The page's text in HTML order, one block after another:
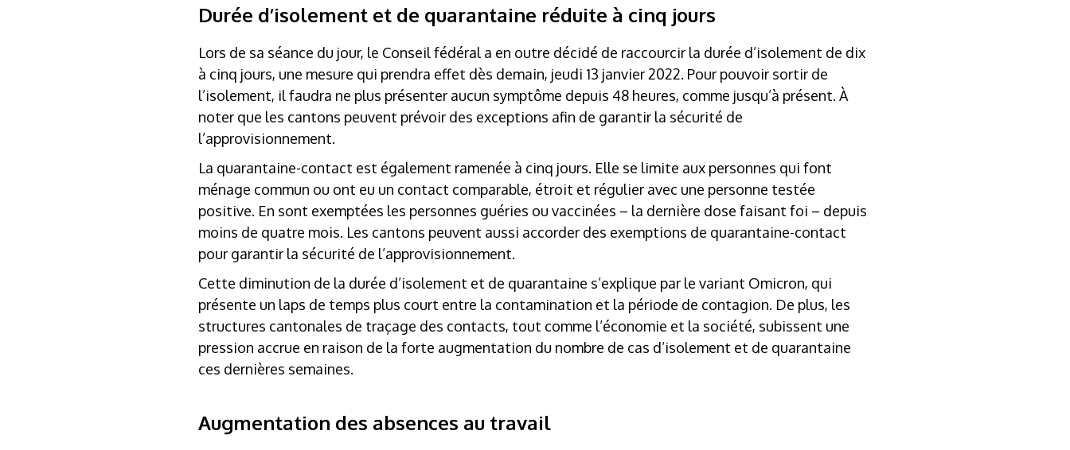
Durée d’isolement et de quarantaine réduite à cinq jours
Lors de sa séance du jour, le Conseil fédéral a en outre décidé de raccourcir la durée d’isolement de dix
à cinq jours, une mesure qui prendra effet dès demain, jeudi 13 janvier 2022. Pour pouvoir sortir de
l’isolement, il faudra ne plus présenter aucun symptôme depuis 48 heures, comme jusqu’à présent. À
noter que les cantons peuvent prévoir des exceptions afin de garantir la sécurité de
l’approvisionnement.
La quarantaine-contact est également ramenée à cinq jours. Elle se limite aux personnes qui font
ménage commun ou ont eu un contact comparable, étroit et régulier avec une personne testée
positive. En sont exemptées les personnes guéries ou vaccinées – la dernière dose faisant foi – depuis
moins de quatre mois. Les cantons peuvent aussi accorder des exemptions de quarantaine-contact
pour garantir la sécurité de l’approvisionnement.
Cette diminution de la durée d’isolement et de quarantaine s’explique par le variant Omicron, qui
présente un laps de temps plus court entre la contamination et la période de contagion. De plus, les
structures cantonales de traçage des contacts, tout comme l’économie et la société, subissent une
pression accrue en raison de la forte augmentation du nombre de cas d’isolement et de quarantaine
ces dernières semaines.
Augmentation des absences au travail